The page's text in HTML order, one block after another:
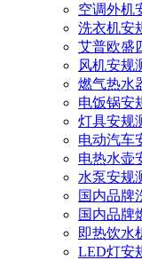
空调外机
洗衣机安
艾普欧盛
风机安规
燃气热水
电饭锅安
灯具安规
电动汽车
电热水壶
水泵安规
国内品牌
国内品牌
即热饮水
LED灯安